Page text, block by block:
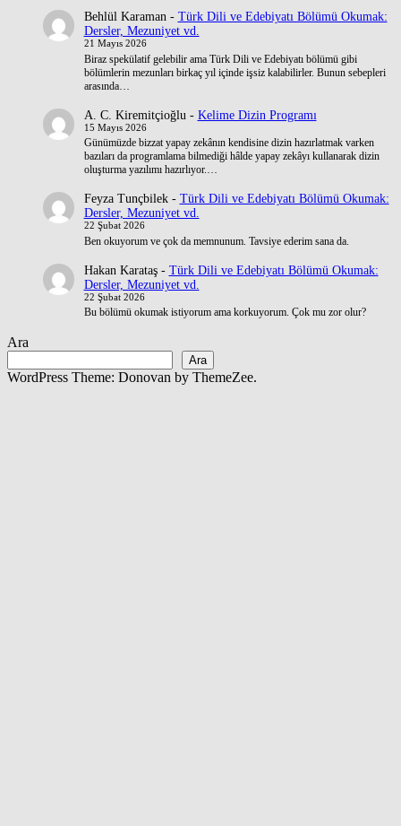
Behlül Karaman- Türk Dili ve Edebiyatı Bölümü Okumak:
Dersler, Mezuniyet vd.
21 Mayıs 2026
Biraz spekülatif gelebilir ama Türk Dili ve Edebiyatı bölümü gibi
bölümlerin mezunları birkaç yıl içinde işsiz kalabilirler. Bunun sebepleri
arasında…
A. C. Kiremitçioğlu - Kelime Dizin Programı
15 Mayıs 2026
Günümüzde bizzat yapay zekânın kendisine dizin hazırlatmak varken
bazıları da programlama bilmediği hâlde yapay zekâyı kullanarak dizin
oluşturma yazılımı hazırlıyor.…
Feyza Tunçbilek- Türk Dili ve Edebiyatı Bölümü Okumak:
Dersler, Mezuniyet vd.
22 Şubat 2026
Ben okuyorum ve çok da memnunum. Tavsiye ederim sana da.
Hakan Karataş- Türk Dili ve Edebiyatı Bölümü Okumak:
Dersler, Mezuniyet vd.
22 Şubat 2026
Bu bölümü okumak istiyorum ama korkuyorum. Çok mu zor olur?
Ara
Ara
WordPress Theme: Donovan by ThemeZee.